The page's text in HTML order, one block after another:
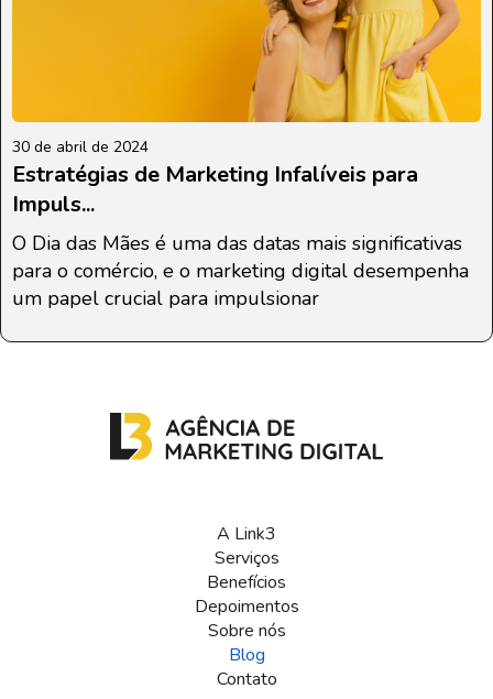
30 de abril de 2024
Estratégias de Marketing Infalíveis para
Impuls...
O Dia das Mães é uma das datas mais significativas
para o comércio, e o marketing digital desempenha
um papel crucial para impulsionar
A Link3
Serviços
Benefícios
Depoimentos
Sobre nós
Blog
Contato